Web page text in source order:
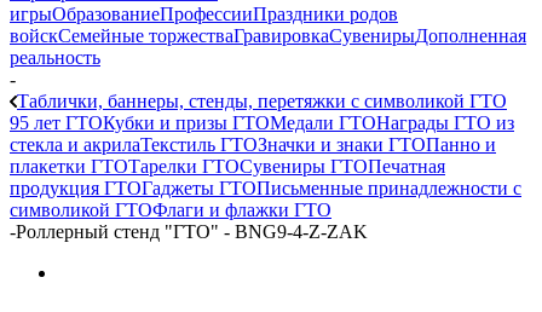
игрыОбразованиеПрофессииПраздники родов
войскСемейные торжестваГравировкаСувенирыДополненная
реальность
-
Таблички, баннеры, стенды, перетяжки с символикой ГТО
95 лет ГТОКубки и призы ГТОМедали ГТОНаграды ГТО из
стекла и акрилаТекстиль ГТОЗначки и знаки ГТОПанно и
плакетки ГТОТарелки ГТОСувениры ГТОПечатная
продукция ГТОГаджеты ГТОПисьменные принадлежности с
символикой ГТОФлаги и флажки ГТО
-Роллерный стенд "ГТО" - BNG9-4-Z-ZAK